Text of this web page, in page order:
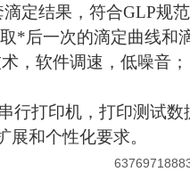
定结果，符合GLP规
*后一次的滴定曲线和
，软件调速，低噪音；
行打印机，打印测试数
和个性化要求。